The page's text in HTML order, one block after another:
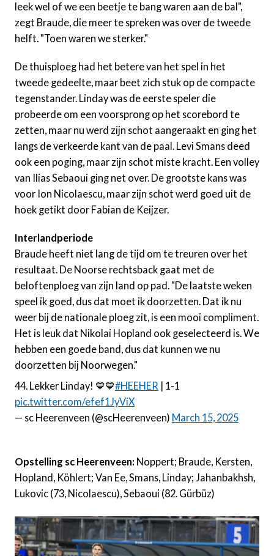
leek wel of we een beetje te bang waren aan de bal",
zegt Braude, die meer te spreken was over de tweede
helft. "Toen waren we sterker."
De thuisploeg had het betere van het spel in het
tweede gedeelte, maar beet zich stuk op de compacte
tegenstander. Linday was de eerste speler die
probeerde om een voorsprong op het scorebord te
zetten, maar nu werd zijn schot aangeraakt en ging het
langs de verkeerde kant van de paal. Levi Smans deed
ook een poging, maar zijn schot miste kracht. Een volley
van Ilias Sebaoui ging net over. De grootste kans was
voor Ion Nicolaescu, maar zijn schot werd goed uit de
hoek getikt door Fabian de Keijzer.
Interlandperiode
Braude heeft niet lang de tijd om te treuren over het
resultaat. De Noorse rechtsback gaat met de
beloftenploeg van zijn land op pad. "De laatste weken
speel ik goed, dus dat moet ik doorzetten. Dat ik nu
weer bij de nationale ploeg zit, is een mooi compliment.
Het is leuk dat Nikolai Hopland ook geselecteerd is. We
hebben een goede band, dus dat kunnen we nu
doorzetten bij Noorwegen."
44. Lekker Linday! 💙💙#HEEHER | 1-1
pic.twitter.com/efef1JyViX
— sc Heerenveen (@scHeerenveen) March 15, 2025
Opstelling sc Heerenveen: Noppert; Braude, Kersten,
Hopland, Köhlert; Van Ee, Smans, Linday; Jahanbakhsh,
Lukovic (73, Nicolaescu), Sebaoui (82. Gürbüz)